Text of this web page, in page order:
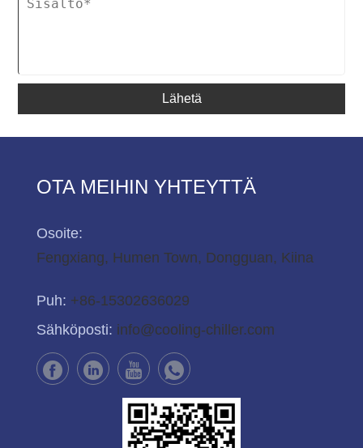
Lähetä
OTA MEIHIN YHTEYTTÄ
Osoite:
Fengxiang, Humen Town, Dongguan, Kiina
Puh: +86-15302636029
Sähköposti: info@cooling-chiller.com